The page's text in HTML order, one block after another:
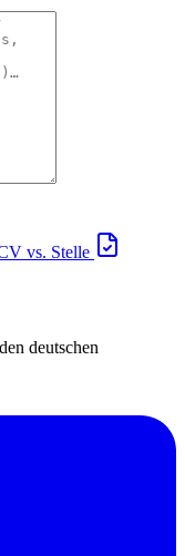
vs. Stelle
deutschen